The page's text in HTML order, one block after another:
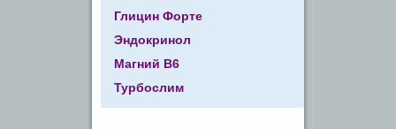
Глицин Форте
Эндокринол
Магний В6
Турбослим